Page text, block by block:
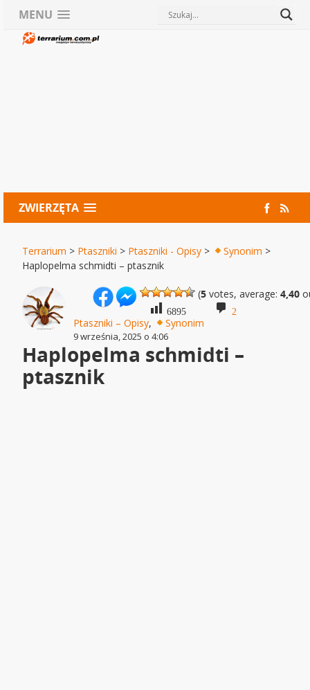
MENU
ZWIERZĘTA
Terrarium > Ptaszniki > Ptaszniki - Opisy > Synonim >
Haplopelma schmidti – ptasznik
(5 votes, average:4,40
6895 2
Ptaszniki – Opisy, Synonim
9 września, 2025 o 4:06
Haplopelma schmidti –
ptasznik